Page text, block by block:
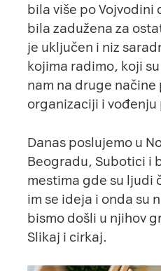
bila više po Vojvodini
bila zadužena za
je uključen i niz
kojima radimo, koji
nam na druge načine
organizaciji i vođenju
Danas poslujemo u
Beogradu, Subotici i
mestima gde su ljudi
im se ideja i onda su
bismo došli u njihov
Slikaj i cirkaj.